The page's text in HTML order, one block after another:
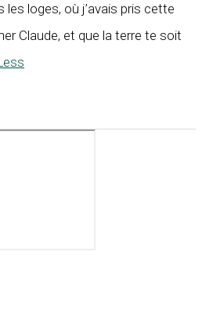
loges, où j’avais pris cette
Claude, et que la terre te soit